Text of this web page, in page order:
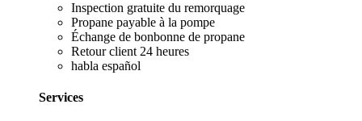
Inspection gratuite du remorquage
Propane payable à la pompe
Échange de bonbonne de propane
Retour client 24 heures
habla español
Services